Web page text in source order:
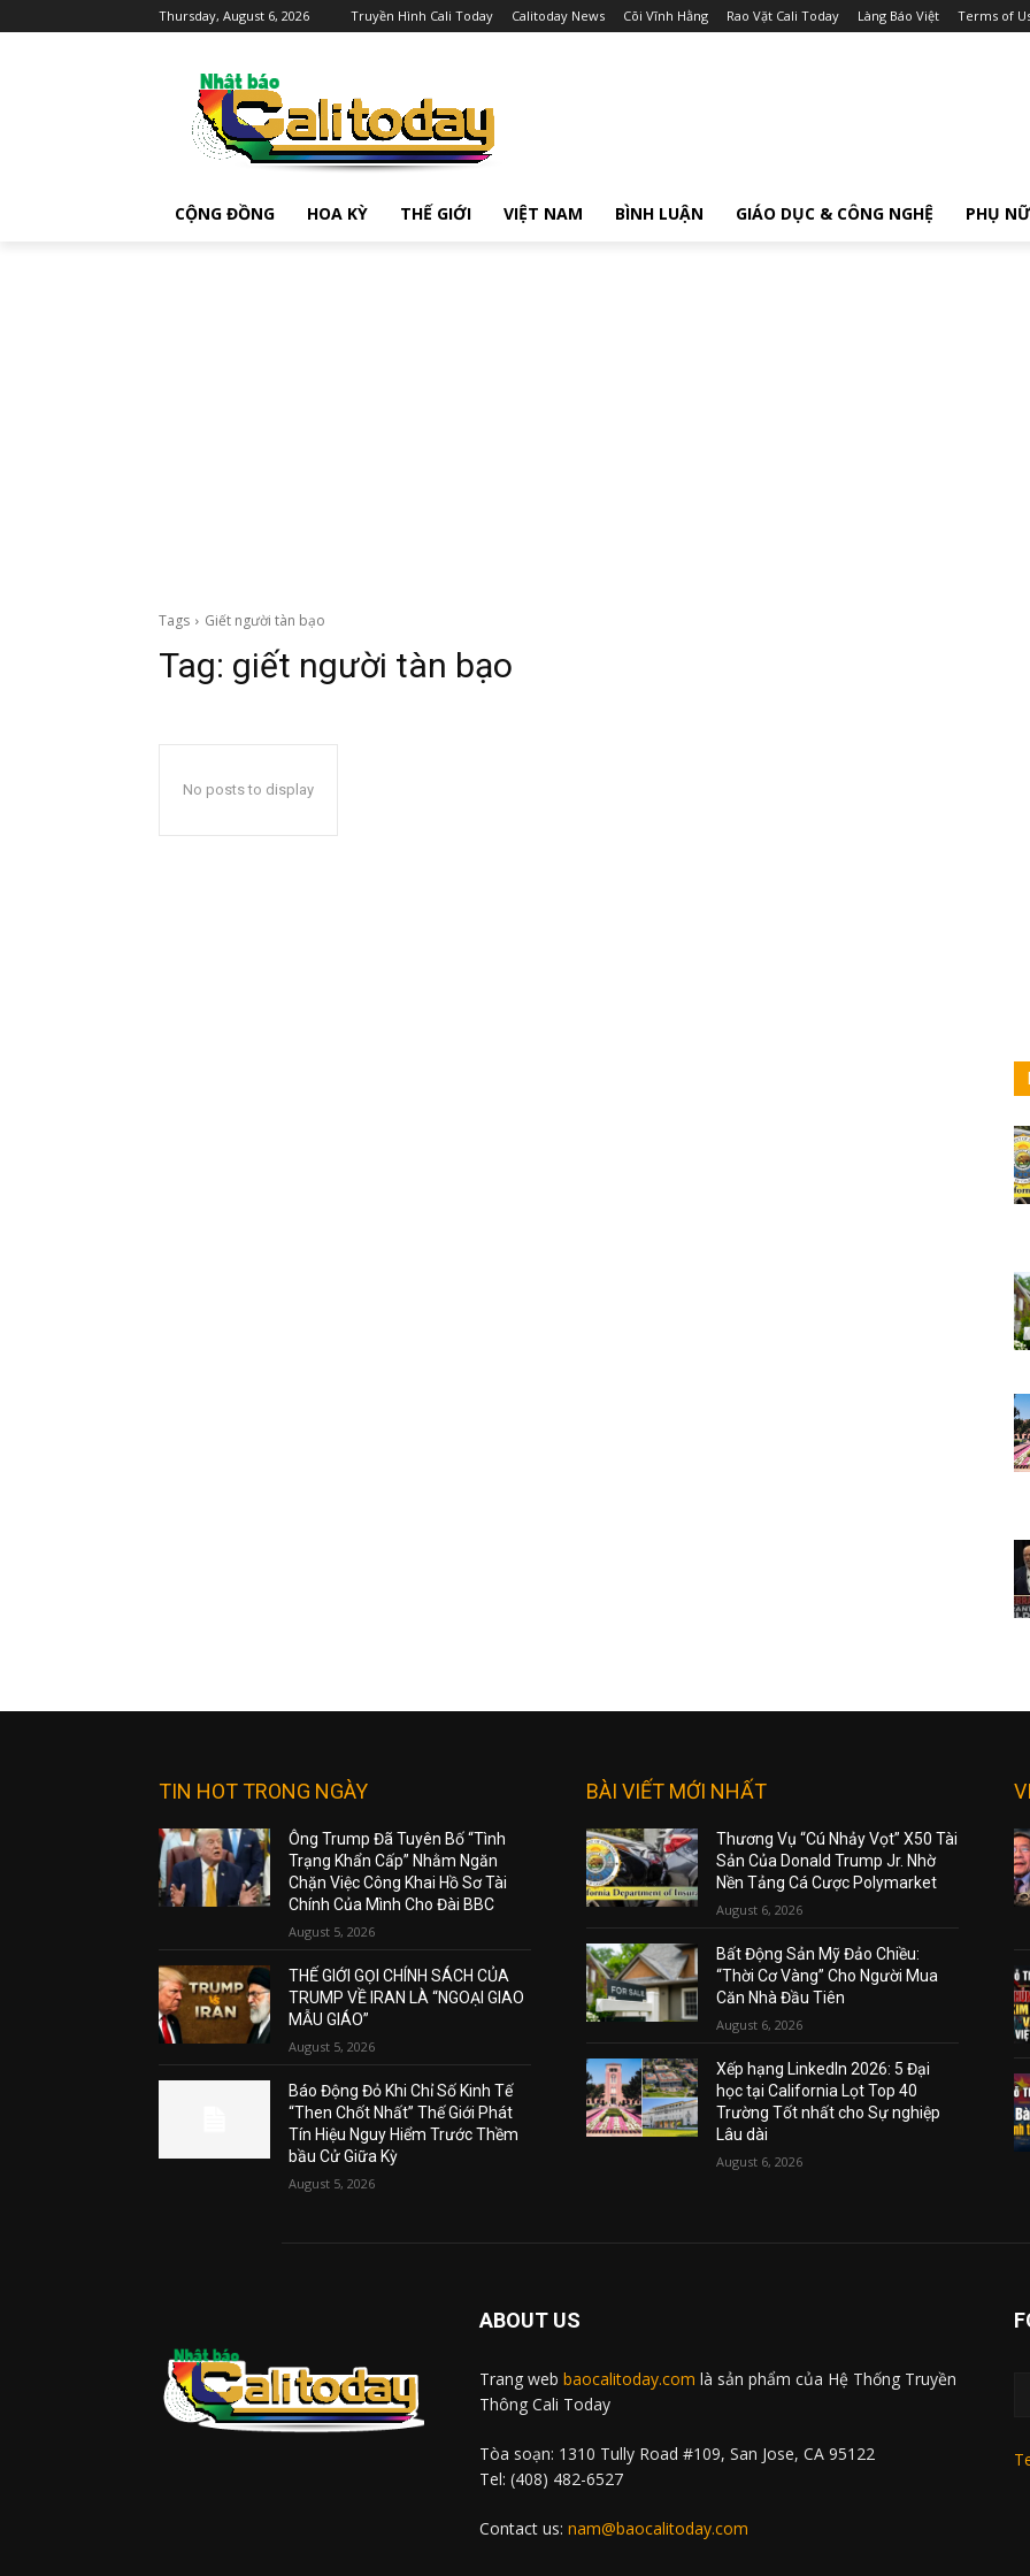
Thursday, August 6, 2026 Truyền Hình Cali Today Calitoday News Cõi Vĩnh Hằng Rao Vặt Cali Today Làng Báo Việt Terms of
CỘNG ĐỒNG HOA KỲ THẾ GIỚI VIỆT NAM BÌNH LUẬN GIÁO DỤC & CÔNG NGHỆ PHỤ NỮ
Tags Giết người tàn bạo
Tag: giết người tàn bạo
No posts to display
TIN HOT TRONG NGÀY
Ông Trump Đã Tuyên Bố “Tình
Trạng Khẩn Cấp” Nhằm Ngăn
Chặn Việc Công Khai Hồ Sơ Tài
Chính Của Mình Cho Đài BBC
August 5, 2026
THẾ GIỚI GỌI CHÍNH SÁCH CỦA
TRUMP VỀ IRAN LÀ “NGOẠI GIAO
MẪU GIÁO”
August 5, 2026
Báo Động Đỏ Khi Chỉ Số Kinh Tế
“Then Chốt Nhất” Thế Giới Phát
Tín Hiệu Nguy Hiểm Trước Thềm
bầu Cử Giữa Kỳ
August 5, 2026
BÀI VIẾT MỚI NHẤT
Thương Vụ “Cú Nhảy Vọt” X50 Tài
Sản Của Donald Trump Jr. Nhờ
Nền Tảng Cá Cược Polymarket
August 6, 2026
Bất Động Sản Mỹ Đảo Chiều:
“Thời Cơ Vàng” Cho Người Mua
Căn Nhà Đầu Tiên
August 6, 2026
Xếp hạng LinkedIn 2026: 5 Đại
học tại California Lọt Top 40
Trường Tốt nhất cho Sự nghiệp
Lâu dài
August 6, 2026
ABOUT US
Trang web baocalitoday.com là sản phẩm của Hệ Thống Truyền
Thông Cali Today
Tòa soạn: 1310 Tully Road #109, San Jose, CA 95122
Tel: (408) 482-6527
Contact us: nam@baocalitoday.com